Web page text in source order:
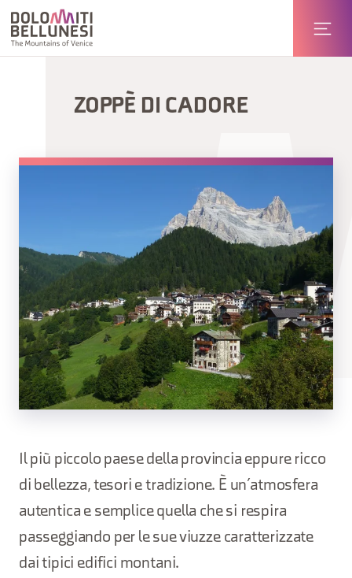
ZOPPÈ DI CADORE
Il più piccolo paese della provincia eppure ricco
di bellezza, tesori e tradizione. È un’atmosfera
autentica e semplice quella che si respira
passeggiando per le sue viuzze caratterizzate
dai tipici edifici montani.